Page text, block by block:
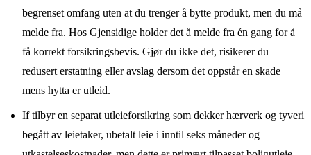
begrenset omfang uten at du trenger å bytte produkt, men du må
melde fra. Hos Gjensidige holder det å melde fra én gang for å
få korrekt forsikringsbevis. Gjør du ikke det, risikerer du
redusert erstatning eller avslag dersom det oppstår en skade
mens hytta er utleid.
If tilbyr en separat utleieforsikring som dekker hærverk og tyveri
begått av leietaker, ubetalt leie i inntil seks måneder og